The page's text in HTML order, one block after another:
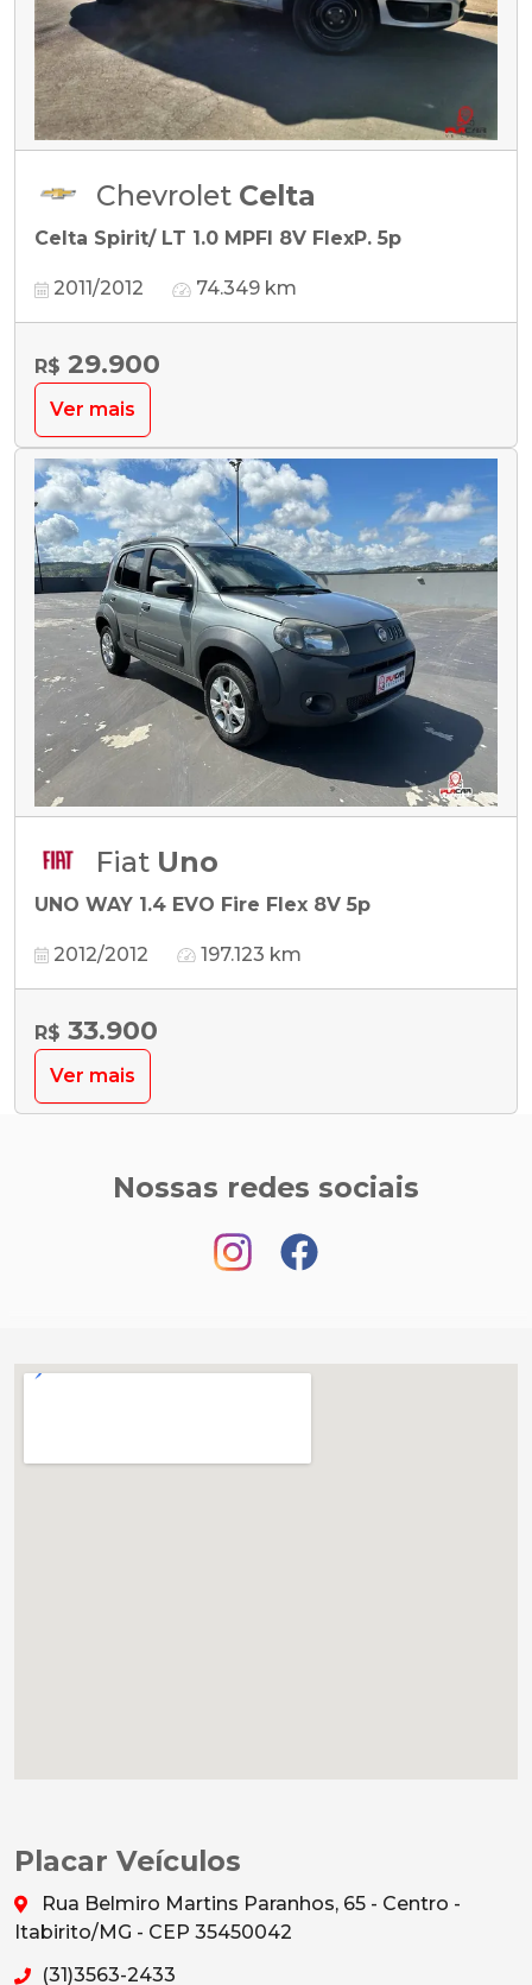
Chevrolet Celta
Celta Spirit/ LT 1.0 MPFI 8V FlexP. 5p
2011/2012 74.349 km
R$ 29.900
Ver mais
Fiat Uno
UNO WAY 1.4 EVO Fire Flex 8V 5p
2012/2012 197.123 km
R$ 33.900
Ver mais
Nossas redes sociais
Placar Veículos
Rua Belmiro Martins Paranhos, 65 - Centro -
Itabirito/MG - CEP 35450042
(31)3563-2433